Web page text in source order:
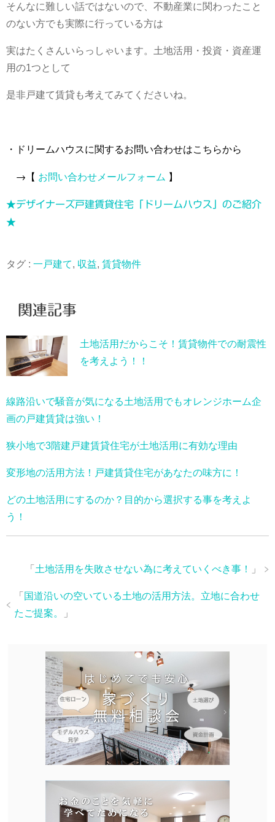
そんなに難しい話ではないので、不動産業に関わったこと
のない方でも実際に行っている方は
実はたくさんいらっしゃいます。土地活用・投資・資産運
用の1つとして
是非戸建て賃貸も考えてみてくださいね。
・ドリームハウスに関するお問い合わせはこちらから
→【 お問い合わせメールフォーム 】
★デザイナーズ戸建賃貸住宅「ドリームハウス」のご紹介
★
タグ : 一戸建て, 収益, 賃貸物件
関連記事
土地活用だからこそ！賃貸物件での耐震性
を考えよう！！
線路沿いで騒音が気になる土地活用でもオレンジホーム企
画の戸建賃貸は強い！
狭小地で3階建戸建賃貸住宅が土地活用に有効な理由
変形地の活用方法！戸建賃貸住宅があなたの味方に！
どの土地活用にするのか？目的から選択する事を考えよ
う！
「 土地活用を失敗させない為に考えていくべき事！ 」
「 国道沿いの空いている土地の活用方法。立地に合わせ
たご提案。
」